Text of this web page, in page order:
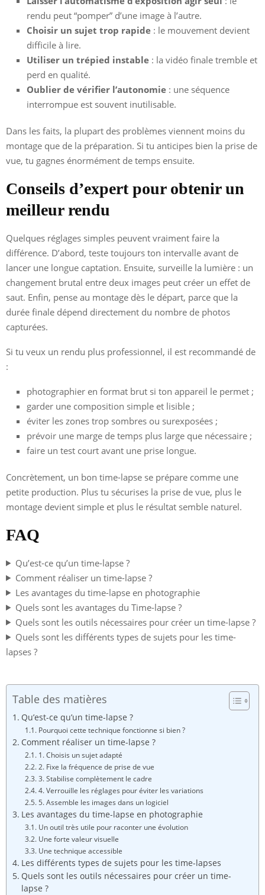
rendu peut “pomper” d’une image à l’autre.
Choisir un sujet trop rapide : le mouvement devient
difficile à lire.
Utiliser un trépied instable : la vidéo finale tremble et
perd en qualité.
Oublier de vérifier l’autonomie : une séquence
interrompue est souvent inutilisable.
Dans les faits, la plupart des problèmes viennent moins du
montage que de la préparation. Si tu anticipes bien la prise de
vue, tu gagnes énormément de temps ensuite.
Conseils d’expert pour obtenir un
meilleur rendu
Quelques réglages simples peuvent vraiment faire la
différence. D’abord, teste toujours ton intervalle avant de
lancer une longue captation. Ensuite, surveille la lumière : un
changement brutal entre deux images peut créer un effet de
saut. Enfin, pense au montage dès le départ, parce que la
durée finale dépend directement du nombre de photos
capturées.
Si tu veux un rendu plus professionnel, il est recommandé de
:
photographier en format brut si ton appareil le permet ;
garder une composition simple et lisible ;
éviter les zones trop sombres ou surexposées ;
prévoir une marge de temps plus large que nécessaire ;
faire un test court avant une prise longue.
Concrètement, un bon time-lapse se prépare comme une
petite production. Plus tu sécurises la prise de vue, plus le
montage devient simple et plus le résultat semble naturel.
FAQ
Qu’est-ce qu’un time-lapse ?
Comment réaliser un time-lapse ?
Les avantages du time-lapse en photographie
Quels sont les avantages du Time-lapse ?
Quels sont les outils nécessaires pour créer un time-lapse ?
Quels sont les différents types de sujets pour les time-
lapses ?
Table des matières
Qu’est-ce qu’un time-lapse ?
Pourquoi cette technique fonctionne si bien ?
Comment réaliser un time-lapse ?
1. Choisis un sujet adapté
2. Fixe la fréquence de prise de vue
3. Stabilise complètement le cadre
4. Verrouille les réglages pour éviter les variations
5. Assemble les images dans un logiciel
Les avantages du time-lapse en photographie
Un outil très utile pour raconter une évolution
Une forte valeur visuelle
Une technique accessible
Les différents types de sujets pour les time-lapses
Quels sont les outils nécessaires pour créer un time-
lapse ?